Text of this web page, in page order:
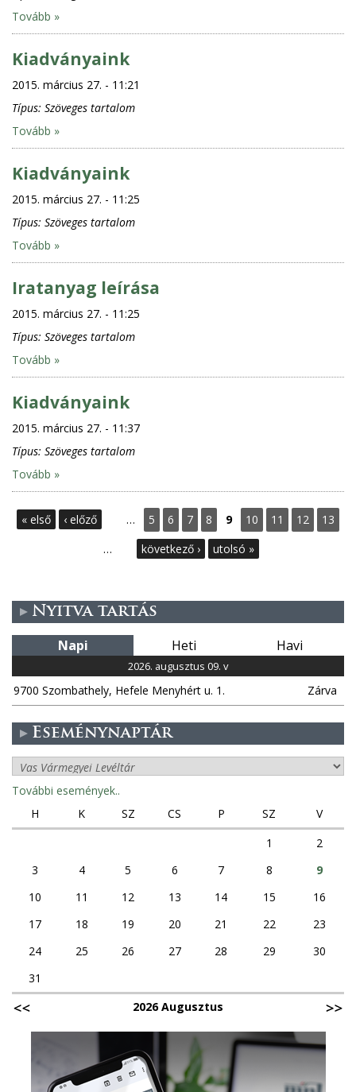
Tovább »
Kiadványaink
2015. március 27. - 11:21
Típus: Szöveges tartalom
Tovább »
Kiadványaink
2015. március 27. - 11:25
Típus: Szöveges tartalom
Tovább »
Iratanyag leírása
2015. március 27. - 11:25
Típus: Szöveges tartalom
Tovább »
Kiadványaink
2015. március 27. - 11:37
Típus: Szöveges tartalom
Tovább »
O
a
l
a
k
« első ‹ előző … 5 6 7 8 9 10 11 12
13
…
következő › utolsó »
Nyitva tartás
Napi Heti Havi
2026. augusztus 09. v
9700 Szombathely, Hefele Menyhért u. 1. Zárva
Eseménynaptár
További események..
H
K SZ CS P SZ
V
1
2
3
4 5 6 7 8
9
10
11 12 13 14 15
16
17
18 19 20 21 22
23
24
25 26 27 28 29
30
31
2026 Augusztus